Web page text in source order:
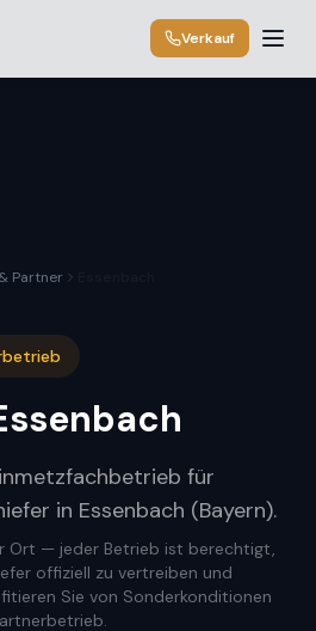
Verkauf
Partner
für
in Essenbach (Bayern).
Ort — jeder Betrieb ist berechtigt,
offiziell zu vertreiben und
Sie von Sonderkonditionen